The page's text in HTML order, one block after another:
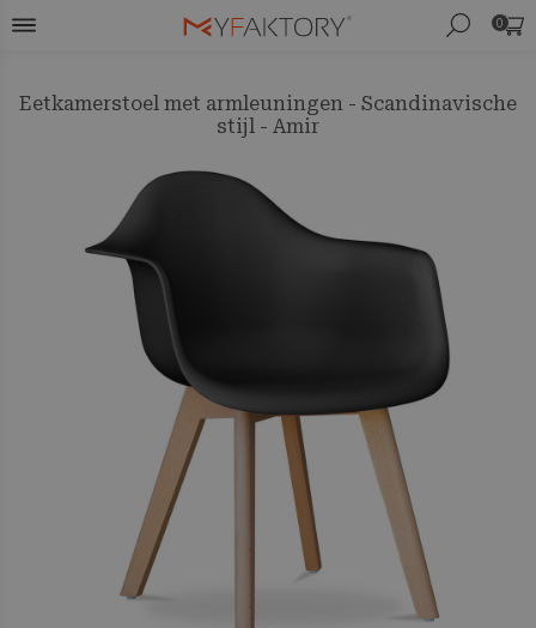
0
Eetkamerstoel met armleuningen - Scandinavische
stijl - Amir